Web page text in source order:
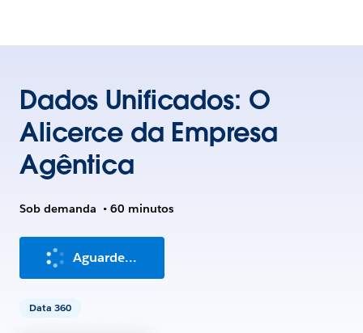
Dados Unificados: O
Alicerce da Empresa
Agêntica
Sob demanda • 60 minutos
Aguarde...
Data 360